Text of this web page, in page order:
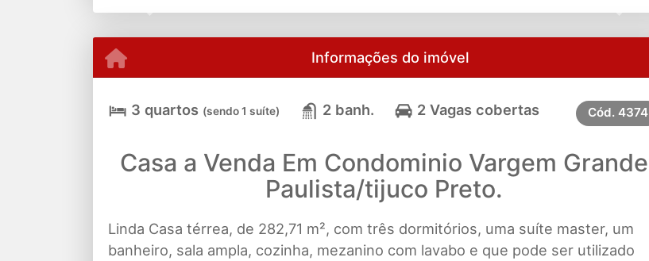
Previous Next
Informações do imóvel
3 quartos (sendo 1 suíte) 2 banh. 2 Vagas cobertas Cód. 4374
Casa a Venda Em Condominio Vargem Grande
Paulista/tijuco Preto.
Linda Casa térrea, de 282,71 m², com três dormitórios, uma suíte master, um
banheiro, sala ampla, cozinha, mezanino com lavabo e que pode ser utilizado